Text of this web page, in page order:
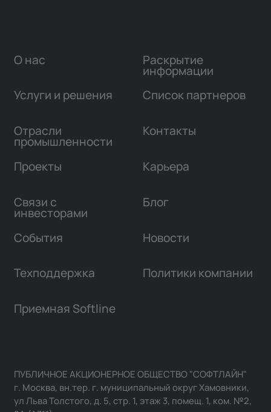
О нас
Услуги и решения
Отрасли
промышленности
Проекты
Связи с
инвесторами
Раскрытие
информации
Список партнеров
Контакты
Карьера
Блог
События Новости
Техподдержка Политики компании
Приемная Softline
ПУБЛИЧНОЕ АКЦИОНЕРНОЕ ОБЩЕСТВО "СОФТЛАЙН"
г. Москва, вн.тер. г. муниципальный округ Хамовники,
ул Льва Толстого, д. 5, стр. 1, этаж 3, помещ. 1, ком. №2,